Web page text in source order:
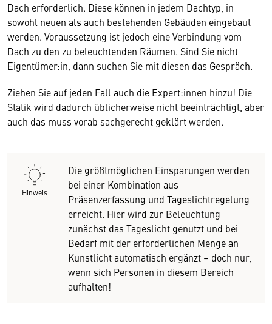
Dach erforderlich. Diese können in jedem Dachtyp, in
sowohl neuen als auch bestehenden Gebäuden eingebaut
werden. Voraussetzung ist jedoch eine Verbindung vom
Dach zu den zu beleuchtenden Räumen. Sind Sie nicht
Eigentümer:in, dann suchen Sie mit diesen das Gespräch.
Ziehen Sie auf jeden Fall auch die Expert:innen hinzu! Die
Statik wird dadurch üblicherweise nicht beeinträchtigt, aber
auch das muss vorab sachgerecht geklärt werden.
Hinweis
Die größtmöglichen Einsparungen werden
bei einer Kombination aus
Präsenzerfassung und Tageslichtregelung
erreicht. Hier wird zur Beleuchtung
zunächst das Tageslicht genutzt und bei
Bedarf mit der erforderlichen Menge an
Kunstlicht automatisch ergänzt – doch nur,
wenn sich Personen in diesem Bereich
aufhalten!